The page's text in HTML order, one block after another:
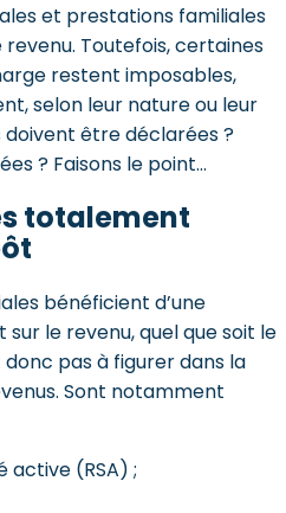
et prestations familiales
Toutefois, certaines
restent imposables,
selon leur nature ou leur
être déclarées ?
? Faisons le point…
totalement
bénéficient d’une
le revenu, quel que soit le
pas à figurer dans la
Sont notamment
active (RSA) ;